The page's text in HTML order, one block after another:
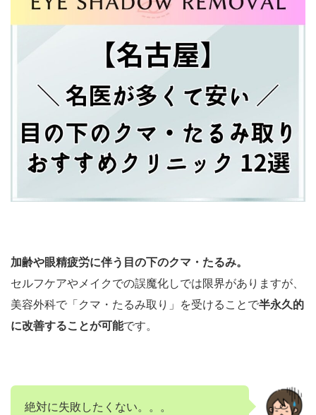
加齢や眼精疲労に伴う目の下のクマ・たるみ。
セルフケアやメイクでの誤魔化しでは限界がありますが、
美容外科で「クマ・たるみ取り」を受けることで半永久的
に改善することが可能です。
絶対に失敗したくない。。。